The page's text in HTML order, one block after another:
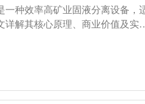
种效率高矿业固液分离设备，
详解其核心原理、商业价值及实